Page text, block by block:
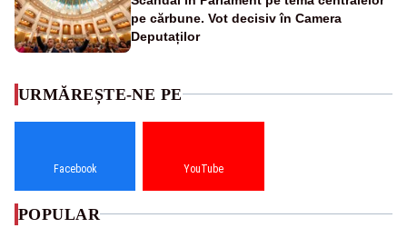
pe cărbune. Vot decisiv în Camera
Deputaților
URMĂREȘTE-NE PE
Facebook YouTube
POPULAR